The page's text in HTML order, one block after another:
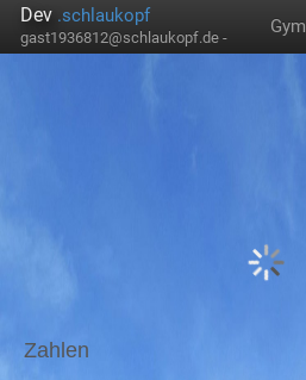
Dev .schlaukopf
gast1936812@schlaukopf.de -
Zahlen